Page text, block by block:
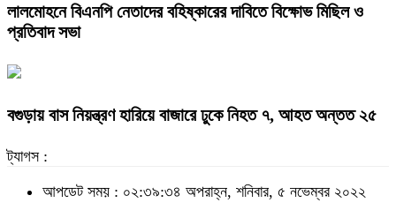
লালমোহনে বিএনপি নেতাদের বহিষ্কারের দাবিতে বিক্ষোভ মিছিল ও
প্রতিবাদ সভা
বগুড়ায় বাস নিয়ন্ত্রণ হারিয়ে বাজারে ঢুকে নিহত ৭, আহত অন্তত ২৫
ট্যাগস :
আপডেট সময় : ০২:৩৯:৩৪ অপরাহ্ন, শনিবার, ৫ নভেম্বর ২০২২